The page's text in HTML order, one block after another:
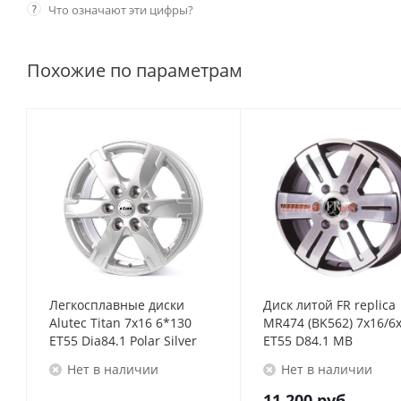
? Что означают эти цифры?
Похожие по параметрам
Легкосплавные диски
Alutec Titan 7x16 6*130
ET55 Dia84.1 Polar Silver
Нет в наличии
Диск литой FR replica
MR474 (BK562) 7x16/
ET55 D84.1 MB
Нет в наличии